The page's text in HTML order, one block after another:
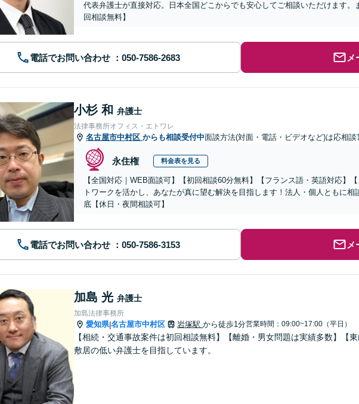
代表弁護士が直接対応。日本全国どこからでも安心してご相談いただけます
回相談無料】
電話でお問い合わせ メ
小杉 和 弁護士
法律事務所オフィス・エトワレ
名古屋市中村区 からも相談受付中面談方法(対面・電話・ビデオなど)は応相談
永住権 料金表を見る
【全国対応｜WEB面談可】【初回相談60分無料】【フランス語・英語対応】
トワークを活かし、あなたが真に望む解決を目指します！法人・個人ともに
底【休日・夜間相談可】
電話でお問い合わせ メ
加島 光 弁護士
加島法律事務所
愛知県|名古屋市中村区 岩塚駅 から徒歩1分営業時間：09:00~17:00（平日）
【相続・交通事故案件は初回相談無料】【離婚・男女問題は実績多数】【
敷居の低い弁護士を目指しています。